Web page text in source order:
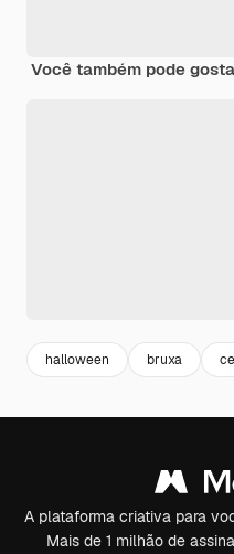
Você também pode
halloween bruxa
A plataforma criativa para
Mais de 1 milhão de